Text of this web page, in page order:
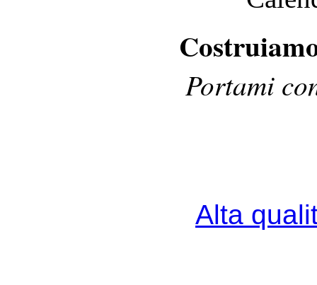
Portami
Alta